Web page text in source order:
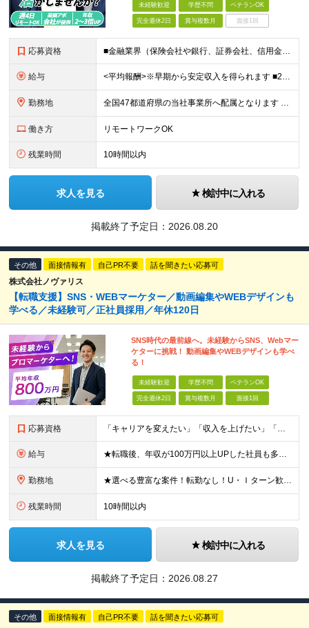
未経験歓迎 学歴不問 ベテランOK
完全週休2日 賞与複数月 面接1回
応募資格 ■金融業界（保険会社や銀行、証券会社、信用金庫など）の営業経験をお持ちの方 ■学歴不問 ※第二新卒の方も歓迎します ※直販の保険営業職経験者も多数活躍中。 お客さまへのご提案に集中できる仕組みにより
給与 <平均報酬>※早期から安定収入を得られます ■2年目～：888万円 ■3年目～：960万円 ■4年目～：1028万円 ★成果連動型報酬（営業成績に応じて支給/45時間分固定残業代含む/超過分は別途支
勤務地 全国47都道府県の当社事業所へ配属となります ※居住地や希望の勤務先を考慮します ※リモートワークOK／転勤なし ＜本社＞ 東京都台東区浅草橋1-1-8 FP浅草橋ビル (変更の範囲)上記を除く当
働き方 リモートワークOK
残業時間 10時間以内
求人を見る 検討中に入れる
掲載終了予定日： 2026.08.20
その他 面接情報有 自己PR不要 話を聞きたい応募可
株式会社ノヴァリス
【転職支援】SNS・WEBマーケター／動画編集やWEBデザインも
学べる／未経験可／正社員採用／年休120日
SNS時代の最前線へ。未経験からSNS、Webマー
ケターに挑戦！ 動画編集やWEBデザインも学べ
る！
未経験歓迎 学歴不問 ベテランOK
完全週休2日 賞与複数月 面接1回
応募資格 「キャリアを変えたい」「収入を上げたい」「将来に強いスキルを身につけたい」方歓迎！ ・未経験歓迎 ・学歴不問 ・第二新卒歓迎 ＼経験やスキルではなく、“これから”を重視します／ 「今のままでいい
給与 ★転職後、年収が100万円以上UPした社員も多数！ 月給25.9万円以上＋諸手当＋賞与年2回＋インセンティブ 【固定残業代について】 なし（残業代は、実際の労働時間に応じて別途全額支給）
勤務地 ★選べる豊富な案件！転勤なし！U・Ｉターン歓迎！ 東京、神奈川、埼玉、千葉、愛知、大阪、兵庫、京都、広島、福岡をはじめとする全国各地のプロジェクト先。 プライム上場、グロース上場企業の大手～ベンチ
残業時間 10時間以内
求人を見る 検討中に入れる
掲載終了予定日： 2026.08.27
その他 面接情報有 自己PR不要 話を聞きたい応募可